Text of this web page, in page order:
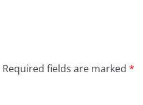
Required fields are marked *